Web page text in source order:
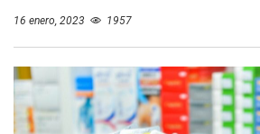
16 enero, 2023 1957